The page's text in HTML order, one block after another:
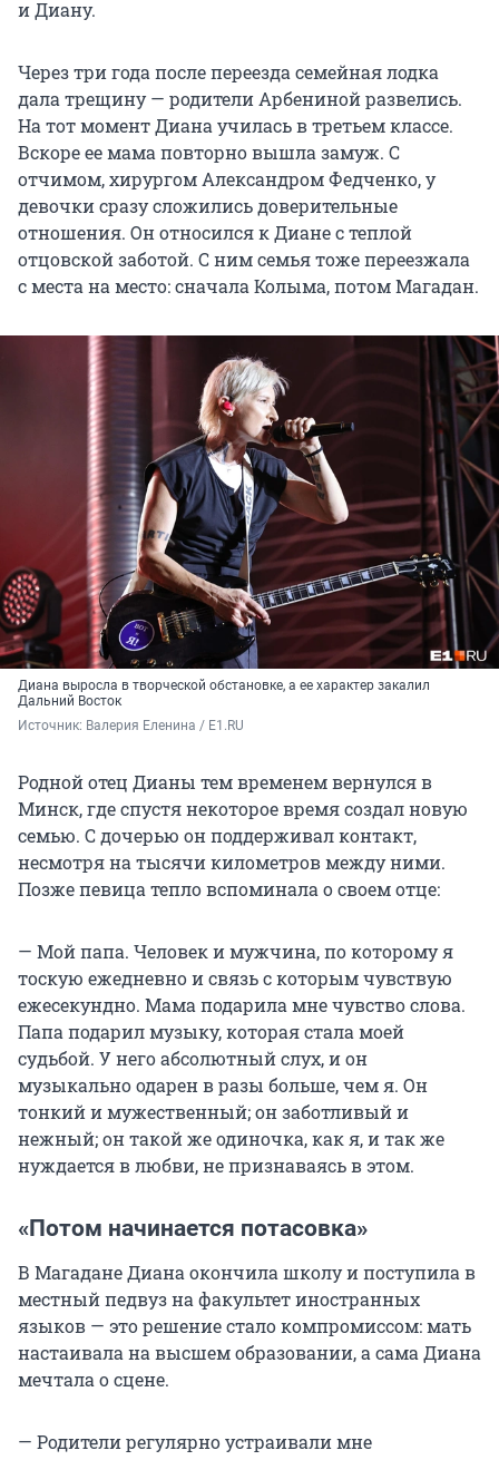
и Диану.
Через три года после переезда семейная лодка
дала трещину — родители Арбениной развелись.
На тот момент Диана училась в третьем классе.
Вскоре ее мама повторно вышла замуж. С
отчимом, хирургом Александром Федченко, у
девочки сразу сложились доверительные
отношения. Он относился к Диане с теплой
отцовской заботой. С ним семья тоже переезжала
с места на место: сначала Колыма, потом Магадан.
Диана выросла в творческой обстановке, а ее характер закалил
Дальний Восток
Источник: Валерия Еленина / E1.RU
Родной отец Дианы тем временем вернулся в
Минск, где спустя некоторое время создал новую
семью. С дочерью он поддерживал контакт,
несмотря на тысячи километров между ними.
Позже певица тепло вспоминала о своем отце:
— Мой папа. Человек и мужчина, по которому я
тоскую ежедневно и связь с которым чувствую
ежесекундно. Мама подарила мне чувство слова.
Папа подарил музыку, которая стала моей
судьбой. У него абсолютный слух, и он
музыкально одарен в разы больше, чем я. Он
тонкий и мужественный; он заботливый и
нежный; он такой же одиночка, как я, и так же
нуждается в любви, не признаваясь в этом.
«Потом начинается потасовка»
В Магадане Диана окончила школу и поступила в
местный педвуз на факультет иностранных
языков — это решение стало компромиссом: мать
настаивала на высшем образовании, а сама Диана
мечтала о сцене.
— Родители регулярно устраивали мне